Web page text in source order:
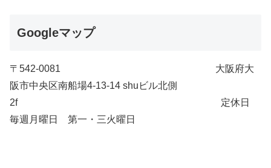
Googleマップ
〒542-0081 大阪府大
阪市中央区南船場4-13-14 shuビル北側
2f 定休日
毎週月曜日 第一・三火曜日